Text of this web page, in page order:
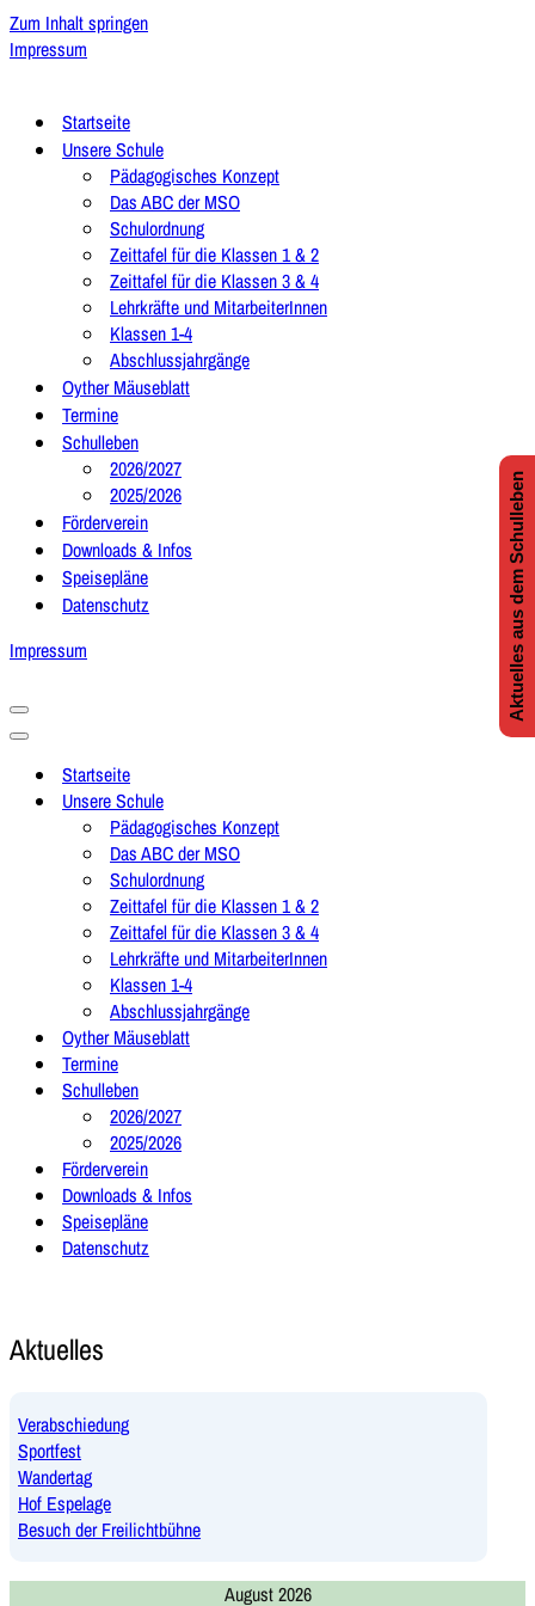
Zum Inhalt springen
Impressum
Startseite
Unsere Schule
Pädagogisches Konzept
Das ABC der MSO
Schulordnung
Zeittafel für die Klassen 1 & 2
Zeittafel für die Klassen 3 & 4
Lehrkräfte und MitarbeiterInnen
Klassen 1-4
Abschlussjahrgänge
Oyther Mäuseblatt
Termine
Schulleben
2026/2027
2025/2026
Förderverein
Downloads & Infos
Speisepläne
Datenschutz
Impressum
Navigationsmenü
Navigationsmenü
Startseite
Unsere Schule
Pädagogisches Konzept
Das ABC der MSO
Schulordnung
Zeittafel für die Klassen 1 & 2
Zeittafel für die Klassen 3 & 4
Lehrkräfte und MitarbeiterInnen
Klassen 1-4
Abschlussjahrgänge
Oyther Mäuseblatt
Termine
Schulleben
2026/2027
2025/2026
Förderverein
Downloads & Infos
Speisepläne
Datenschutz
Aktuelles
Verabschiedung
Sportfest
Wandertag
Hof Espelage
Besuch der Freilichtbühne
August 2026
Aktuelles aus dem Schulleben